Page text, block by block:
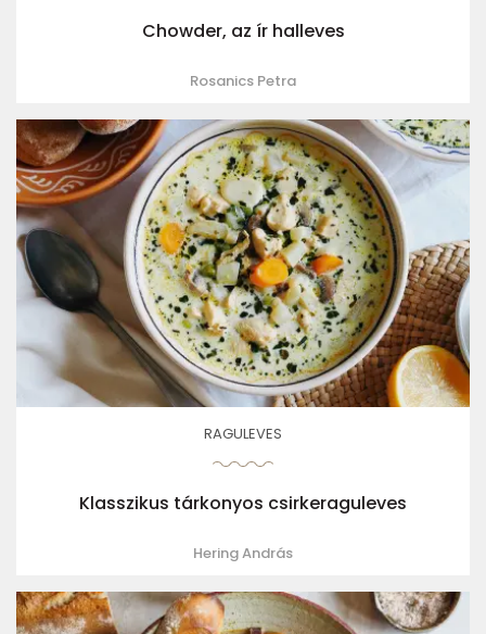
Chowder, az ír halleves
Rosanics Petra
RAGULEVES
Klasszikus tárkonyos csirkeraguleves
Hering András